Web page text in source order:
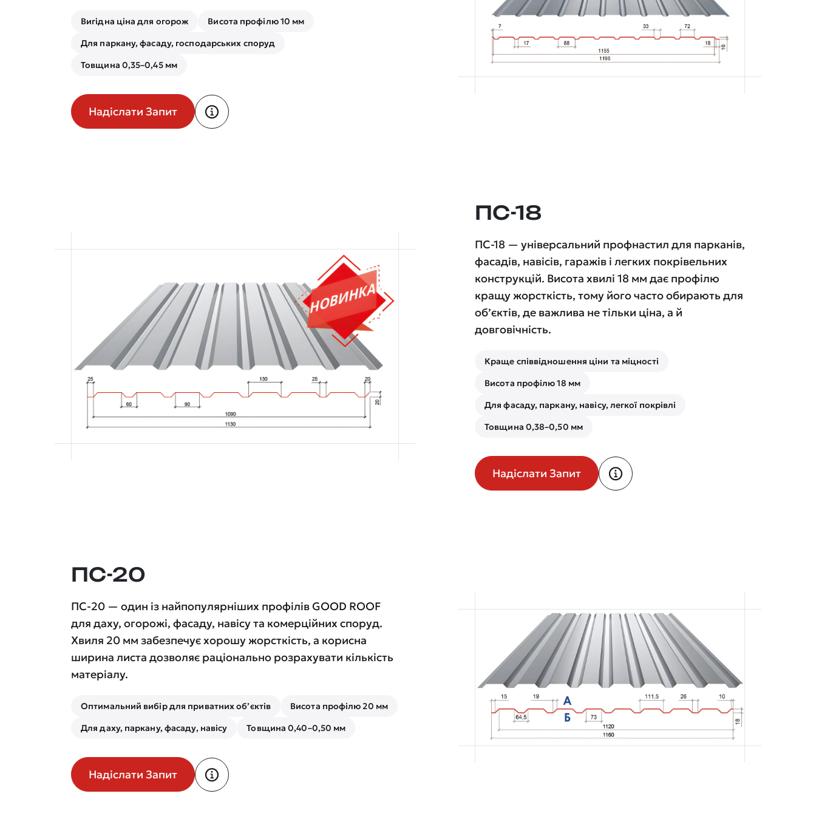
Вигідна ціна для огорож
Висота профілю 10 мм
Для паркану, фасаду, господарських споруд
Товщина 0,35–0,45 мм
Надіслати Запит
ПС-18
ПС-18 — універсальний профнастил для парканів,
фасадів, навісів, гаражів і легких покрівельних
конструкцій. Висота хвилі 18 мм дає профілю
кращу жорсткість, тому його часто обирають для
об’єктів, де важлива не тільки ціна, а й
довговічність.
Краще співвідношення ціни та міцності
Висота профілю 18 мм
Для фасаду, паркану, навісу, легкої покрівлі
Товщина 0,38–0,50 мм
Надіслати Запит
ПС-20
ПС-20 — один із найпопулярніших профілів GOOD ROOF
для даху, огорожі, фасаду, навісу та комерційних споруд.
Хвиля 20 мм забезпечує хорошу жорсткість, а корисна
ширина листа дозволяє раціонально розрахувати кількість
матеріалу.
Оптимальний вибір для приватних об’єктів
Висота профілю 20 мм
Для даху, паркану, фасаду, навісу
Товщина 0,40–0,50 мм
Надіслати Запит